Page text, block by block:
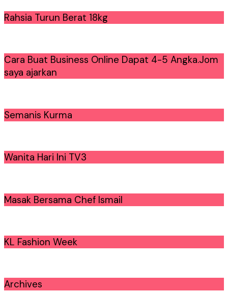
Rahsia Turun Berat 18kg
Cara Buat Business Online Dapat 4-5 Angka.Jom
saya ajarkan
Semanis Kurma
Wanita Hari Ini TV3
Masak Bersama Chef Ismail
KL Fashion Week
Archives